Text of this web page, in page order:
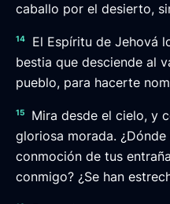
caballo por el desierto,
14
El Espíritu de Jehová
bestia que desciende al
pueblo, para hacerte
15
Mira desde el cielo, y
gloriosa morada.
conmoción de tus
conmigo? ¿Se han